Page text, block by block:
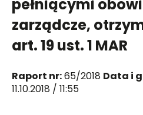
pełniącymi
zarządcze,
art. 19 ust. 1 MAR
Raport nr:65/2018 Data i
11.10.2018 / 11:55